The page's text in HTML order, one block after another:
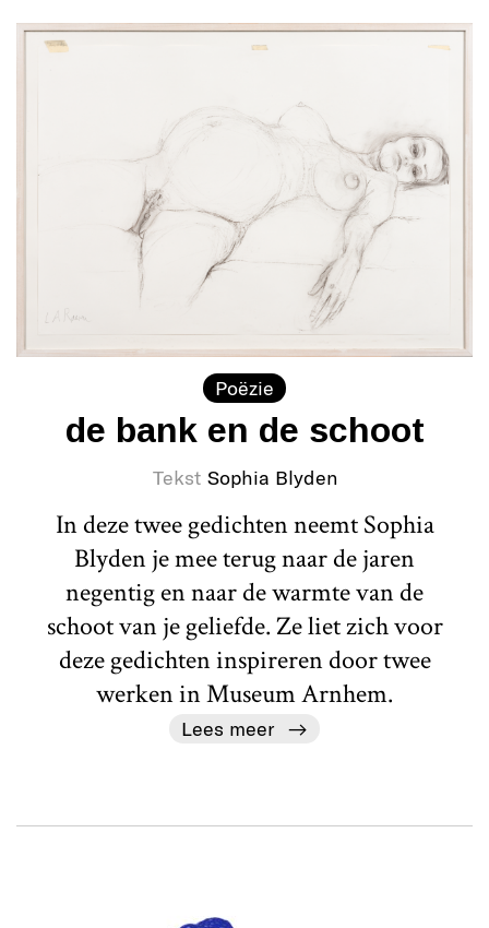
Poëzie
de bank en de schoot
Tekst Sophia Blyden
In deze twee gedichten neemt Sophia
Blyden je mee terug naar de jaren
negentig en naar de warmte van de
schoot van je geliefde. Ze liet zich voor
deze gedichten inspireren door twee
werken in Museum Arnhem.
Lees meer